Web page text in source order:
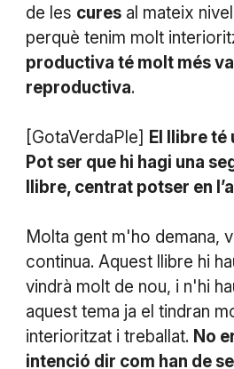
de les curesal mateix
perquè tenim molt
productiva té molt més
reproductiva.
[GotaVerdaPle] El llibre
Pot ser que hi hagi una
llibre, centrat potser en
Molta gent m'ho demana,
continua. Aquest llibre hi
vindrà molt de nou, i n'hi
aquest tema ja el tindran
interioritzat i treballat. No
intenció dir com han de